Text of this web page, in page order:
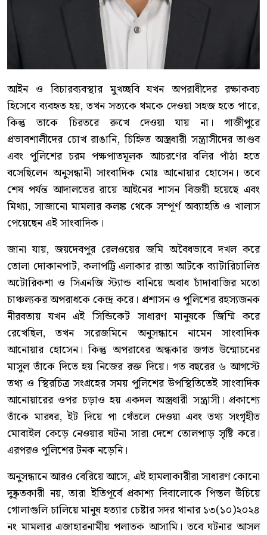
আইন ও বিচারব্যবস্থার মুখচ্ছবি যখন অপরাধীদের রক্ষাকবচ
হিসেবে ব্যবহৃত হয়, তখন সত্যকে থমকে দেওয়া সহজ হতে পারে,
কিন্তু তাকে চিরতরে রুখে দেওয়া যায় না। গাজীপুরে
প্রভাবশালীদের চোখ রাঙানি, চিহ্নিত অস্ত্রধারী সন্ত্রাসীদের তাণ্ডব
এবং পুলিশের চরম পক্ষপাতমূলক আচরণের বলির পাঁঠা হতে
বসেছিলেন অনুসন্ধানী সাংবাদিক মোঃ আনোয়ার হোসেন। তবে
শেষ পর্যন্ত আদালতের রায়ে আইনের শাসন বিজয়ী হয়েছে এবং
মিথ্যা, সাজানো মামলার কলঙ্ক থেকে সম্পূর্ণ অব্যাহতি ও খালাস
পেয়েছেন এই সাংবাদিক।
জানা যায়, জয়দেবপুর রেলওয়ের জমি অবৈধভাবে দখল করে
তোলা দোকানপাট, কলাপট্টি এলাকার রাস্তা আটকে ব্যাটারিচালিত
অটোরিকশা ও সিএনজি স্ট্যান্ড বানিয়ে অবাধ চাঁদাবাজির মতো
চাঞ্চল্যকর অপরাধকে কেন্দ্র করে। প্রশাসন ও পুলিশের রহস্যজনক
নীরবতায় যখন এই সিন্ডিকেট সাধারণ মানুষকে জিম্মি করে
রেখেছিল, তখন সরেজমিনে অনুসন্ধানে নামেন সাংবাদিক
আনোয়ার হোসেন। কিন্তু অপরাধের অন্ধকার জগত উন্মোচনের
মাসুল তাঁকে দিতে হয় নিজের রক্ত দিয়ে। গত বছরের ৬ আগস্টে
তথ্য ও স্থিরচিত্র সংগ্রহের সময় পুলিশের উপস্থিতিতেই সাংবাদিক
আনোয়ারের ওপর চড়াও হয় একদল অস্ত্রধারী সন্ত্রাসী। প্রকাশ্যে
তাঁকে মারধর, ইট দিয়ে পা থেঁতলে দেওয়া এবং তথ্য সংগৃহীত
মোবাইল কেড়ে নেওয়ার ঘটনা সারা দেশে তোলপাড় সৃষ্টি করে।
এরপরও পুলিশের টনক নড়েনি।
অনুসন্ধানে আরও বেরিয়ে আসে, এই হামলাকারীরা সাধারণ কোনো
দুষ্কৃতকারী নয়, তারা ইতিপূর্বে প্রকাশ্য দিবালোকে পিস্তল উঁচিয়ে
গোলাগুলি চালিয়ে মানুষ হত্যার চেষ্টার সদর থানার ১৩(১০)২০২৪
নং মামলার এজাহারনামীয় পলাতক আসামি। তবে ঘটনার আসল